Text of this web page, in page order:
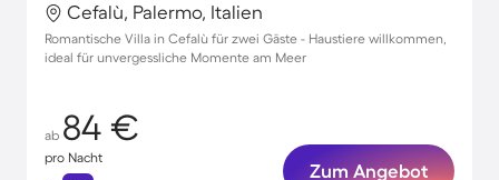
Cefalù, Palermo, Italien
Romantische Villa in Cefalù für zwei Gäste - Haustiere willkommen,
ideal für unvergessliche Momente am Meer
ab 84 €
pro Nacht
Zum Angebot